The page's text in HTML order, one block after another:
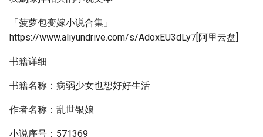
「菠萝包变嫁小说合集」
https://www.aliyundrive.com/s/AdoxEU3dLy7[阿里云盘]
书籍详细
书籍名称：病弱少女也想好好生活
作者名称：乱世银娘
小说序号：571369